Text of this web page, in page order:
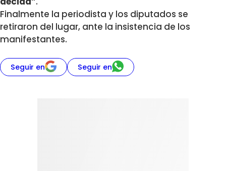
Finalmente la periodista y los diputados se
retiraron del lugar, ante la insistencia de los
manifestantes.
Seguir en Seguir en